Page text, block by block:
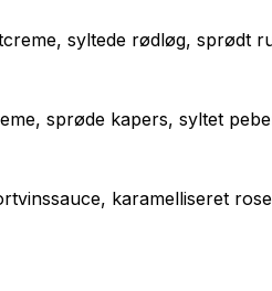
syltede rødløg, sprødt
sprøde kapers, syltet
karamelliseret